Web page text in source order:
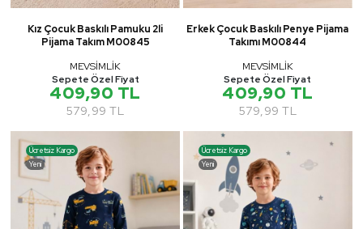
Kız Çocuk Baskılı Pamuku 2li
Pijama Takım M00845
MEVSİMLİK
Sepete Özel Fiyat
409,90 TL
579,99 TL
Erkek Çocuk Baskılı Penye Pijama
Takımı M00844
MEVSİMLİK
Sepete Özel Fiyat
409,90 TL
579,99 TL
Ücretsiz Kargo
Yeni
Ücretsiz Kargo
Yeni